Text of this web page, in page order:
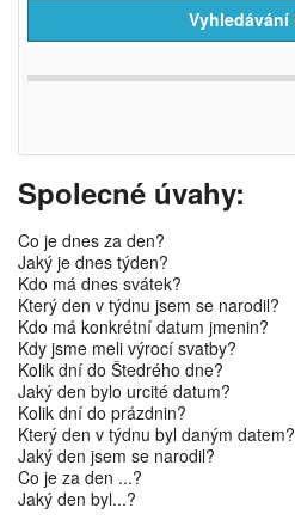
Spolecné úvahy:
Co je dnes za den?
Jaký je dnes týden?
Kdo má dnes svátek?
Který den v týdnu jsem se narodil?
Kdo má konkrétní datum jmenin?
Kdy jsme meli výrocí svatby?
Kolik dní do Štedrého dne?
Jaký den bylo urcité datum?
Kolik dní do prázdnin?
Který den v týdnu byl daným datem?
Jaký den jsem se narodil?
Co je za den ...?
Jaký den byl...?